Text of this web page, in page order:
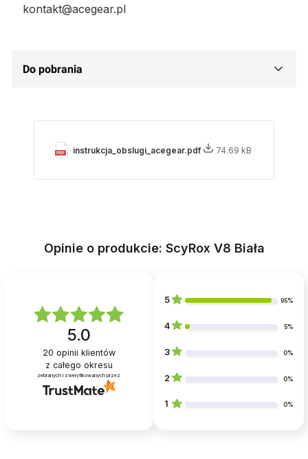
kontakt@acegear.pl
Do pobrania
instrukcja_obslugi_acegear.pdf 74.69 kB
Opinie o produkcie: ScyRox V8 Biała
5.0
20 opinii klientów
z całego okresu
zebranych i zweryfikowanych przez
5 95%
4 5%
3 0%
2 0%
1 0%